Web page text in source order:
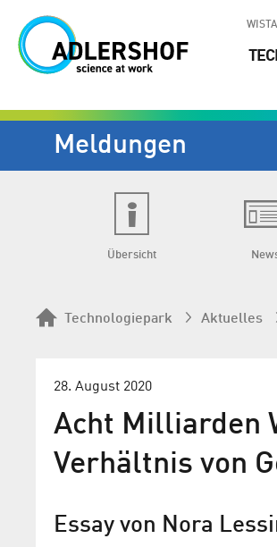
WISTA
Meldungen
Übersicht
Technologiepark Aktuelles
28. August 2020
Acht Milliarden
Verhältnis von
Essay von Nora